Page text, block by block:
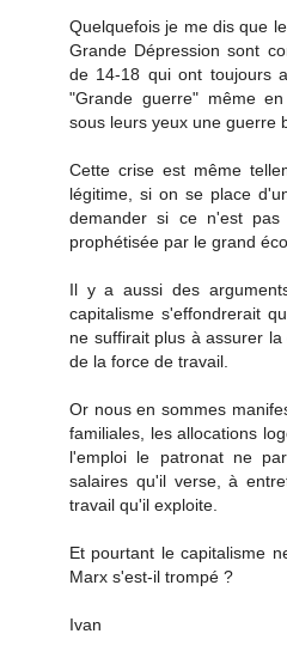
Quelquefois je me dis que
Grande Dépression sont
de 14-18 qui ont toujours
"Grande guerre" même
sous leurs yeux une guerre
Cette crise est même
légitime, si on se place
demander si ce n'est
prophétisée par le grand
Il y a aussi des
capitalisme s'effondrerait
ne suffirait plus à assurer
de la force de travail.
Or nous en sommes
familiales, les allocations
l'emploi le patronat ne
salaires qu'il verse, à
travail qu'il exploite.
Et pourtant le capitalisme
Marx s'est-il trompé ?
Ivan